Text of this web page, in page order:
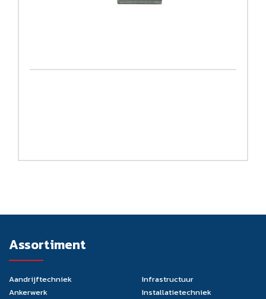
Assortiment
Aandrijftechniek
Ankerwerk
Infrastructuur
Installatietechniek